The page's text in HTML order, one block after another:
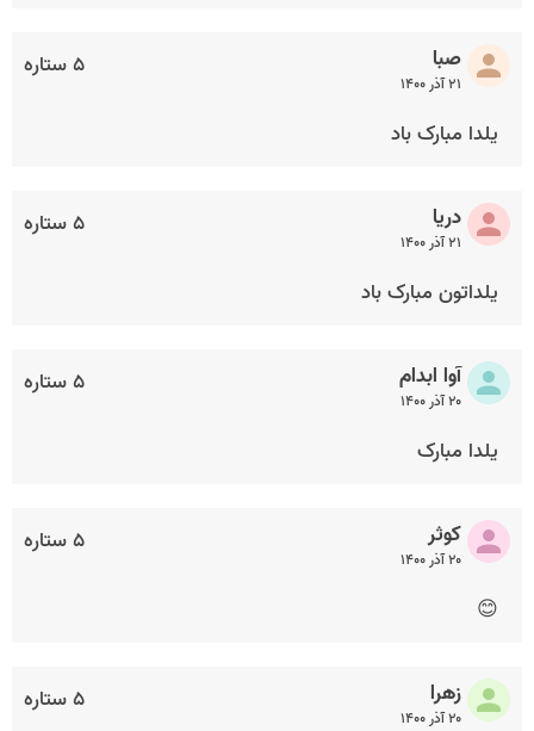
۵ ستاره صبا
۲۱ آذر ۱۴۰۰
یلدا مبارک باد
۵ ستاره دریا
۲۱ آذر ۱۴۰۰
یلداتون مبارک باد
۵ ستاره آوا ابدام
۲۰ آذر ۱۴۰۰
یلدا مبارک
۵ ستاره کوثر
۲۰ آذر ۱۴۰۰
😊
۵ ستاره زهرا
۲۰ آذر ۱۴۰۰